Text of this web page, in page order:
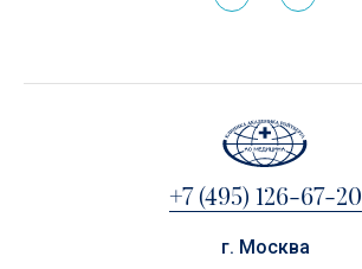
+7 (495) 126-67-20
г. Москва